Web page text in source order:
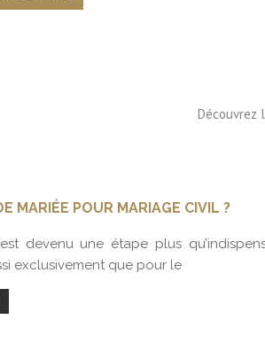
MARIÉE POUR MARIAGE CIVIL ?
devenu une étape plus
exclusivement que pour le